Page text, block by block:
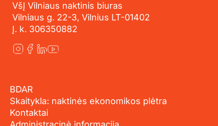
VšĮ Vilniaus naktinis biuras
Vilniaus g. 22-3, Vilnius LT-01402
Į. k. 306350882
BDAR
Skaitykla: naktinės ekonomikos plėtra
Kontaktai